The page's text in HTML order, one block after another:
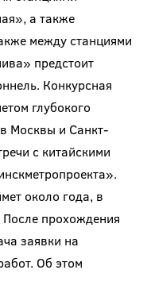
а также
между станциями
предстоит
Конкурсная
глубокого
Москвы и Санкт-
с китайскими
около года, в
прохождения
заявки на
Об этом